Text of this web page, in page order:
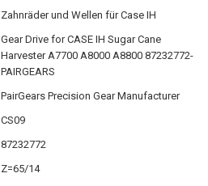
Zahnräder und Wellen für Case IH
Gear Drive for CASE IH Sugar Cane
Harvester A7700 A8000 A8800 87232772-
PAIRGEARS
PairGears Precision Gear Manufacturer
CS09
87232772
Z=65/14